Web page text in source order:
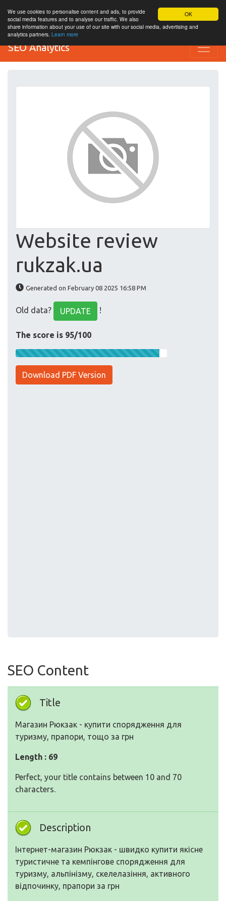
OK
We use cookies to personalise content and ads, to provide
social media features and to analyse our traffic. We also
share information about your use of our site with our social media, advertising and
analytics partners. Learn more
SEO Analytics
Website review
rukzak.ua
Generated on February 08 2025 16:58 PM
Old data? UPDATE !
The score is 95/100
Download PDF Version
SEO Content
Title
Магазин Рюкзак - купити спорядження для
туризму, прапори, тощо за грн
Length : 69
Perfect, your title contains between 10 and 70
characters.
Description
Інтернет-магазин Рюкзак - швидко купити якісне
туристичне та кемпінгове спорядження для
туризму, альпінізму, скелелазіння, активного
відпочинку, прапори за грн